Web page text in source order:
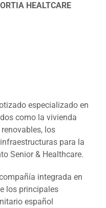
HEALTCARE
especializado en
como la vivienda
los
para la
Senior & Healthcare.
integrada en
los principales
español